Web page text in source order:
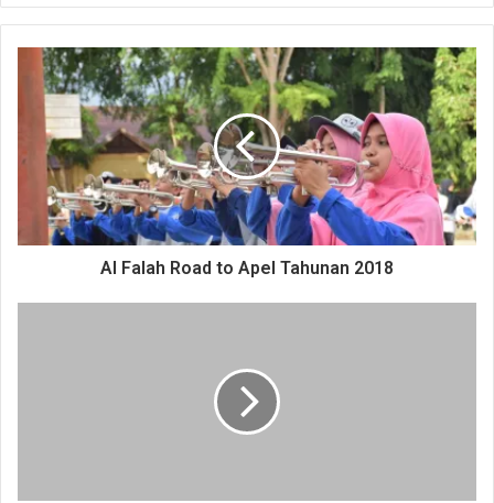
menyampaikan bahwa: Dayah merupakan suatu lembaga
generasi-generasi penerus bangsa yang bermoral tinggi,
berwawasan luas dan berakhlak mulia dapat dilahirkan.
Dalam acara ini, Al-Falah menampilkan berbagai
penampilan baru dengan suasana yang berbeda dari
tahun-tahun sebelumnya. Diantaranya adalahPersatuan
Silat Dayah Abu Lam U (PERSIDA),Pengibaran Bendera
Al-Falah dengan diiringi lagu Mars Al-Falah dan
Grand Openingini pertama kalinya hadir di Al-
Al Falah Road to Apel Tahunan 2018